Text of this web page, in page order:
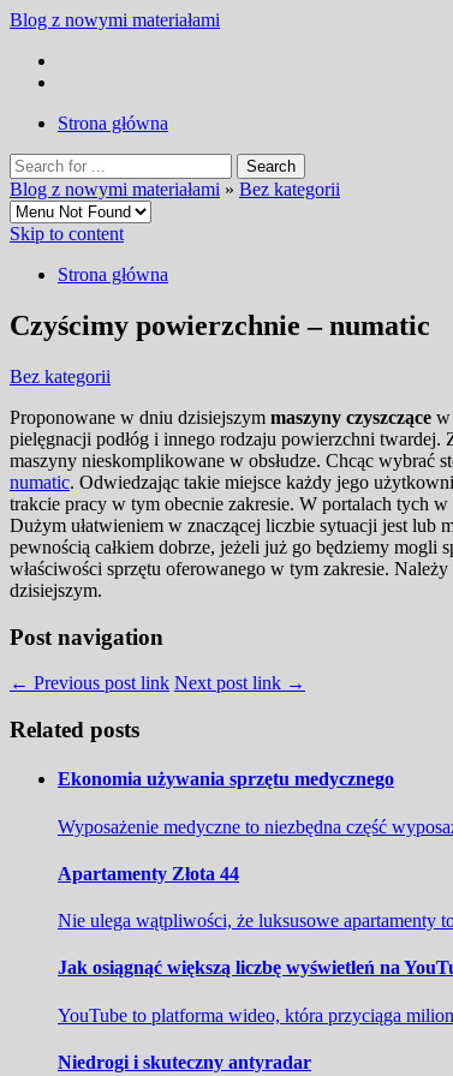
Blog z nowymi materiałami
Strona główna
Blog z nowymi materiałami » Bez kategorii
Skip to content
Strona główna
Czyścimy powierzchnie – numatic
Bez kategorii
Proponowane w dniu dzisiejszym maszyny czyszczące w
pielęgnacji podłóg i innego rodzaju powierzchni twardej.
maszyny nieskomplikowane w obsłudze. Chcąc wybrać
numatic. Odwiedzając takie miejsce każdy jego
trakcie pracy w tym obecnie zakresie. W portalach tych
Dużym ułatwieniem w znaczącej liczbie sytuacji jest lub
pewnością całkiem dobrze, jeżeli już go będziemy mogli
właściwości sprzętu oferowanego w tym zakresie.
dzisiejszym.
Post navigation
← Previous post link Next post link →
Related posts
Ekonomia używania sprzętu medycznego
Wyposażenie medyczne to niezbędna część
Apartamenty Złota 44
Nie ulega wątpliwości, że luksusowe apartamenty
Jak osiągnąć większą liczbę wyświetleń na
YouTube to platforma wideo, która przyciąga
Niedrogi i skuteczny antyradar